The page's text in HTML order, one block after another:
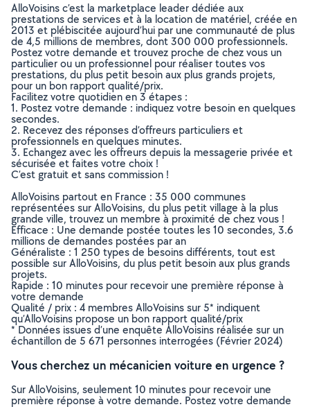
AlloVoisins c’est la marketplace leader dédiée aux
prestations de services et à la location de matériel, créée en
2013 et plébiscitée aujourd’hui par une communauté de plus
de 4,5 millions de membres, dont 300 000 professionnels.
Postez votre demande et trouvez proche de chez vous un
particulier ou un professionnel pour réaliser toutes vos
prestations, du plus petit besoin aux plus grands projets,
pour un bon rapport qualité/prix.
Facilitez votre quotidien en 3 étapes :
1. Postez votre demande : indiquez votre besoin en quelques
secondes.
2. Recevez des réponses d’offreurs particuliers et
professionnels en quelques minutes.
3. Echangez avec les offreurs depuis la messagerie privée et
sécurisée et faites votre choix !
C’est gratuit et sans commission !
AlloVoisins partout en France : 35 000 communes
représentées sur AlloVoisins, du plus petit village à la plus
grande ville, trouvez un membre à proximité de chez vous !
Efficace : Une demande postée toutes les 10 secondes, 3.6
millions de demandes postées par an
Généraliste : 1 250 types de besoins différents, tout est
possible sur AlloVoisins, du plus petit besoin aux plus grands
projets.
Rapide : 10 minutes pour recevoir une première réponse à
votre demande
Qualité / prix : 4 membres AlloVoisins sur 5* indiquent
qu’AlloVoisins propose un bon rapport qualité/prix
* Données issues d’une enquête AlloVoisins réalisée sur un
échantillon de 5 671 personnes interrogées (Février 2024)
Vous cherchez un mécanicien voiture en urgence ?
Sur AlloVoisins, seulement 10 minutes pour recevoir une
première réponse à votre demande. Postez votre demande